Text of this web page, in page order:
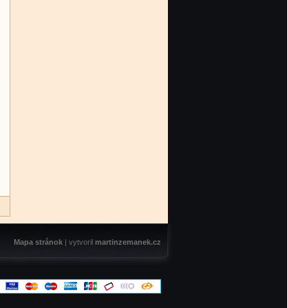
Mapa stránok | vytvoril martinzemanek.cz